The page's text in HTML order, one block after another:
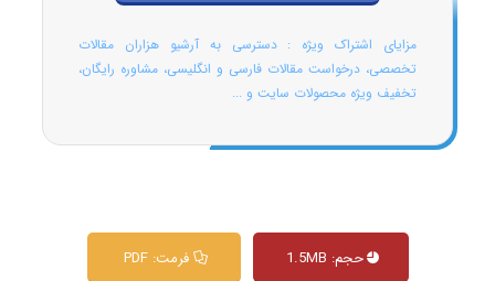
مزایای اشتراک ویژه : دسترسی به آرشیو هزاران مقالات
تخصصی، درخواست مقالات فارسی و انگلیسی، مشاوره رایگان،
تخفیف ویژه محصولات سایت و ...
حجم: 1.5MB فرمت: PDF